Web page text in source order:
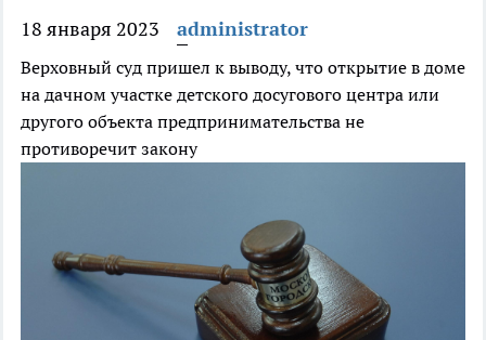
18 января 2023 administrator
Верховный суд пришел к выводу, что открытие в доме
на дачном участке детского досугового центра или
другого объекта предпринимательства не
противоречит закону